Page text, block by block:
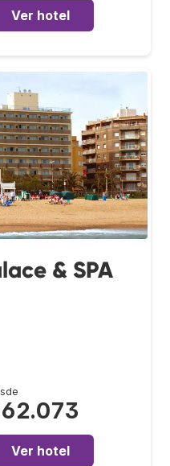
Ver hotel
& SPA
Ver hotel